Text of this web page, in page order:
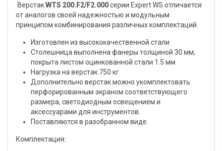
ВерстакWTS 200.F2/F2.000серии Expert WS отличается
от аналогов своей надежностью и модульным
принципом комбинирования различных комплектаций.
Изготовлен из высококачественной стали
Столешница выполнена фанеры толщиной 30 мм,
покрыта листом оцинкованной стали 1.5 мм
Нагрузка на верстак 750 кг
Дополнительно верстак можно укомплектовать
перфорированным экраном соответствующего
размера, светодиодным освещением и
аксессуарами для инструментов.
Поставляются в разобранном виде.
Комплектация: